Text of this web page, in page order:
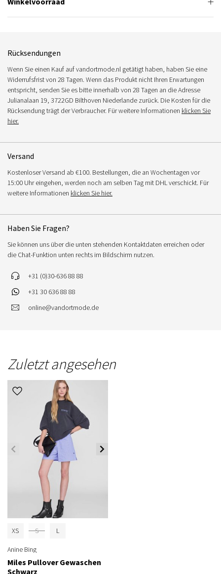
Rücksendungen
Wenn Sie einen Kauf auf vandortmode.nl getätigt haben, haben Sie eine
Widerrufsfrist von 28 Tagen. Wenn das Produkt nicht Ihren Erwartungen
entspricht, senden Sie es bitte innerhalb von 28 Tagen an die Adresse
Julianalaan 19, 3722GD Bilthoven Niederlande zurück. Die Kosten für die
Rücksendung trägt der Verbraucher. Für weitere Informationen klicken Sie
hier.
Versand
Kostenloser Versand ab €100. Bestellungen, die an Wochentagen vor
15:00 Uhr eingehen, werden noch am selben Tag mit DHL verschickt. Für
weitere Informationen klicken Sie hier.
Haben Sie Fragen?
Sie können uns über die unten stehenden Kontaktdaten erreichen oder
die Chat-Funktion unten rechts im Bildschirm nutzen.
+31 (0)30-636 88 88
+31 30 636 88 88
online@vandortmode.de
Zuletzt angesehen
XS S L
Anine Bing
Miles Pullover Gewaschen
Schwarz